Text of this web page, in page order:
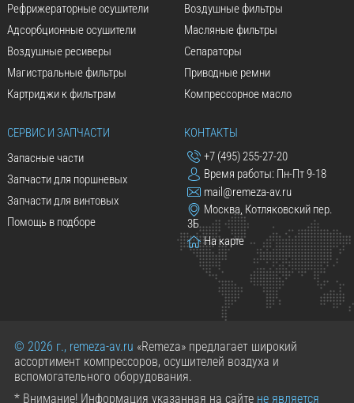
Рефрижераторные осушители
Адсорбционные осушители
Воздушные ресиверы
Магистральные фильтры
Картриджи к фильтрам
Воздушные фильтры
Масляные фильтры
Сепараторы
Приводные ремни
Компрессорное масло
СЕРВИС И ЗАПЧАСТИ
Запасные части
Запчасти для поршневых
Запчасти для винтовых
Помощь в подборе
КОНТАКТЫ
+7 (495) 255-27-20
Время работы: Пн-Пт 9-18
mail@remeza-av.ru
Москва, Котляковский пер.
3Б
На карте
© 2026 г., remeza-av.ru «Remeza» предлагает широкий
ассортимент компрессоров, осушителей воздуха и
вспомогательного оборудования.
* Внимание! Информация указанная на сайте не является